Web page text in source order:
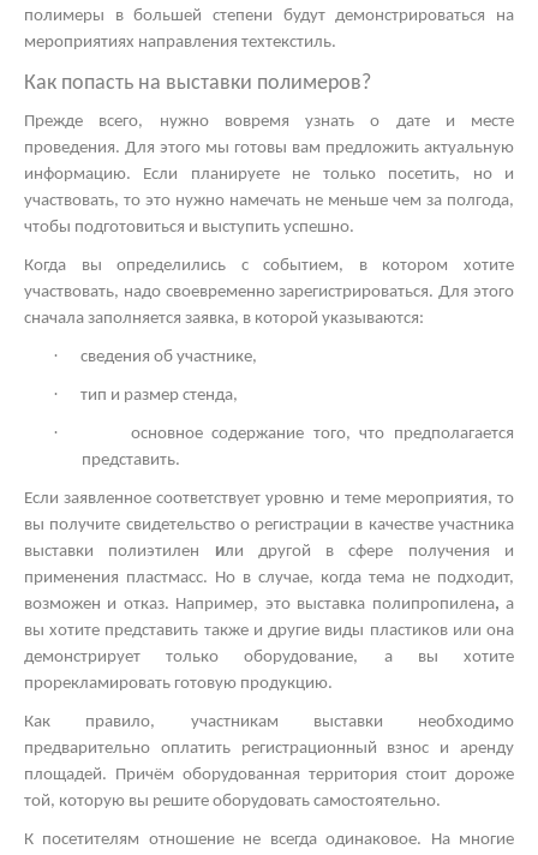
полимеры в большей степени будут демонстрироваться на
мероприятиях направления техтекстиль.
Как попасть на выставки полимеров?
Прежде всего, нужно вовремя узнать о дате и месте
проведения. Для этого мы готовы вам предложить актуальную
информацию. Если планируете не только посетить, но и
участвовать, то это нужно намечать не меньше чем за полгода,
чтобы подготовиться и выступить успешно.
Когда вы определились с событием, в котором хотите
участвовать, надо своевременно зарегистрироваться. Для этого
сначала заполняется заявка, в которой указываются:
· сведения об участнике,
· тип и размер стенда,
·
основное содержание того, что предполагается
представить.
Если заявленное соответствует уровню и теме мероприятия, то
вы получите свидетельство о регистрации в качестве участника
выставки полиэтилен
или другой
в сфере получения и
применения пластмасс. Но в случае, когда тема не подходит,
возможен и отказ. Например, это выставка полипропилена,а
вы хотите представить также и другие виды пластиков или она
демонстрирует только оборудование, а вы хотите
прорекламировать готовую продукцию.
Как правило, участникам выставки необходимо
предварительно оплатить регистрационный взнос и аренду
площадей. Причём оборудованная территория стоит дороже
той, которую вы решите оборудовать самостоятельно.
К посетителям отношение не всегда одинаковое. На многие